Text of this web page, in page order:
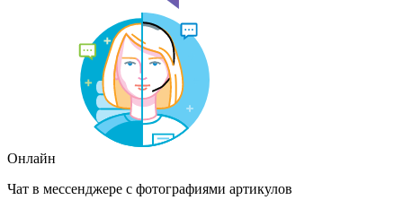
Онлайн
Чат в мессенджере с фотографиями артикулов